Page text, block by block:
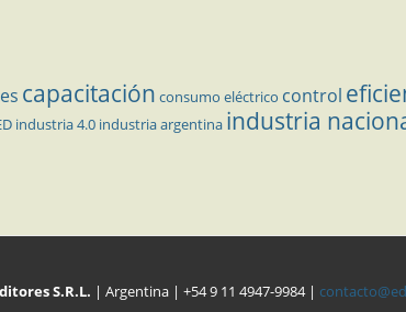
capacitación consumo eléctrico control
industria 4.0 industria argentina industria
S.R.L. | Argentina | +54 9 11 4947-9984 |